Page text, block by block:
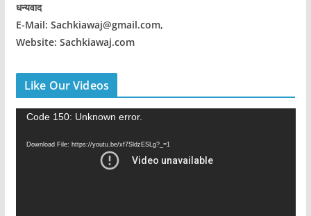
धन्यवाद
E-Mail: Sachkiawaj@gmail.com,
Website: Sachkiawaj.com
Like Our Videos
Code 150: Unknown error.
Download File: https://youtu.be/xf7SldzESLg?_=1